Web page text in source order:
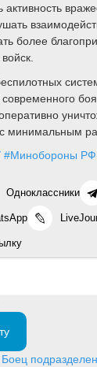
активность
более
минимальным
#Минобороны РФ
Одноклассники
Боец